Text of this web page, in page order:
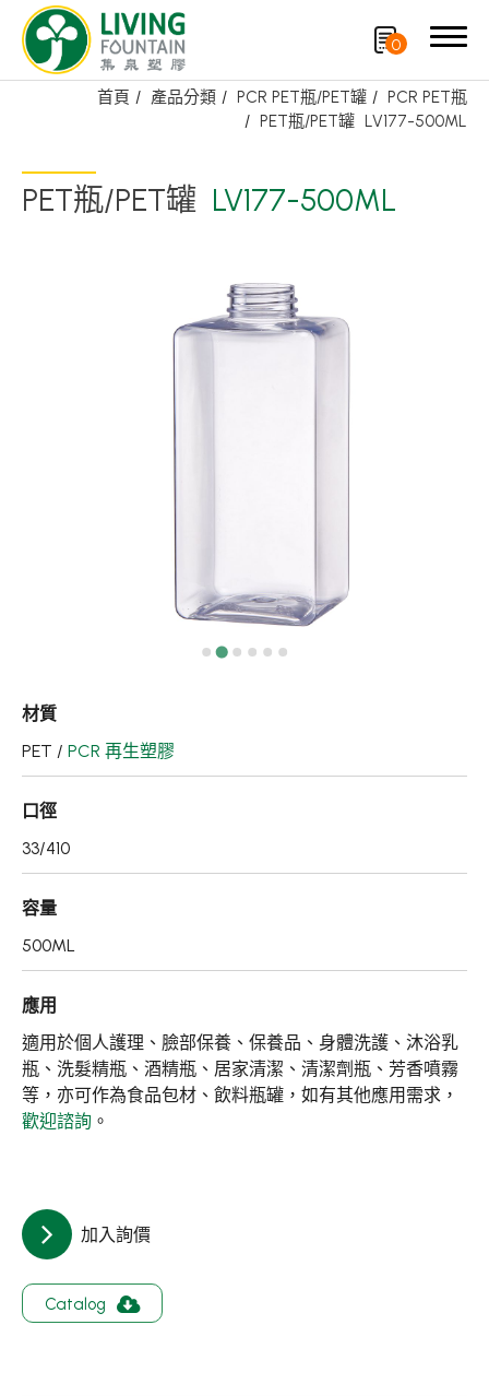
0
首頁 產品分類 PCR PET瓶/PET罐
PCR PET瓶
PET瓶/PET罐 LV177-500ML
PET瓶/PET罐 LV177-500ML
材質
PET / PCR 再生塑膠
口徑
33/410
容量
500ML
應用
適用於個人護理、臉部保養、保養品、身體洗護、沐浴乳
瓶、洗髮精瓶、酒精瓶、居家清潔、清潔劑瓶、芳香噴霧
等，亦可作為食品包材、飲料瓶罐，如有其他應用需求，
歡迎諮詢 。
加入詢價
Catalog
搜尋
產品分類
再生塑膠產品
應用領域
新聞中心
聯絡我們
繁體中文